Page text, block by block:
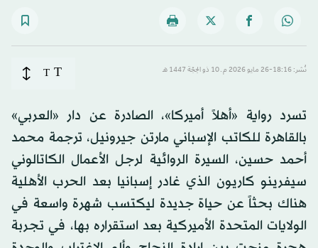
نُشر: 18:16-26 مايو 2026 م ـ 10 ذو الحِجّة 1447 هـ T
T
تسرد رواية «أهلاً أميركا»، الصادرة عن دار «العربي»
بالقاهرة للكاتب الإسباني مارتن جيرونيل، ترجمة محمد
أحمد حسين، السيرة الروائية لرجل الأعمال الكاتالوني
سيفرينو كاريون الذي غادر إسبانيا بعد الحرب الأهلية
هناك بحثاً عن حياة جديدة ليكتسب شهرة واسعة في
الولايات المتحدة الأميركية بعد استقراره بها، في تجربة